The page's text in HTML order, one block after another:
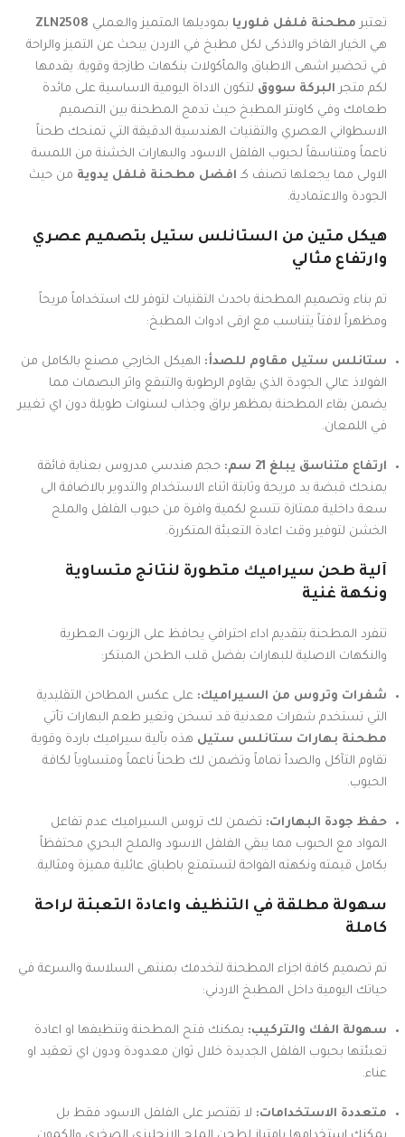
تعتبر مطحنة فلفل فلوريا بموديلها المتميز والعملي ZLN2508
هي الخيار الفاخر والاذكى لكل مطبخ في الاردن يبحث عن التميز والراحة
في تحضير اشهى الاطباق والمأكولات بنكهات طازجة وقوية. يقدمها
لكم متجر البركة سووق لتكون الاداة اليومية الاساسية على مائدة
طعامك وفي كاونتر المطبخ حيث تدمج المطحنة بين التصميم
الاسطواني العصري والتقنيات الهندسية الدقيقة التي تمنحك طحناً
ناعماً ومتناسقاً لحبوب الفلفل الاسود والبهارات الخشنة من اللمسة
الاولى مما يجعلها تصنف كـ افضل مطحنة فلفل يدوية من حيث
الجودة والاعتمادية.
هيكل متين من الستانلس ستيل بتصميم عصري
وارتفاع مثالي
تم بناء وتصميم المطحنة باحدث التقنيات لتوفر لك استخداماً مريحاً
ومظهراً لافتاً يتناسب مع ارقى ادوات المطبخ:
ستانلس ستيل مقاوم للصدأ: الهيكل الخارجي مصنع بالكامل من
الفولاذ عالي الجودة الذي يقاوم الرطوبة والتبقع واثر البصمات مما
يضمن بقاء المطحنة بمظهر براق وجذاب لسنوات طويلة دون اي تغيير
في اللمعان.
ارتفاع متناسق يبلغ 21 سم:
حجم هندسي مدروس بعناية فائقة
يمنحك قبضة يد مريحة وثابتة اثناء الاستخدام والتدوير بالاضافة الى
سعة داخلية ممتازة تتسع لكمية وافرة من حبوب الفلفل والملح
الخشن لتوفير وقت اعادة التعبئة المتكررة.
آلية طحن سيراميك متطورة لنتائج متساوية
ونكهة غنية
تنفرد المطحنة بتقديم اداء احترافي يحافظ على الزيوت العطرية
والنكهات الاصلية للبهارات بفضل قلب الطحن المبتكر:
شفرات وتروس من السيراميك: على عكس المطاحن التقليدية
التي تستخدم شفرات معدنية قد تسخن وتغير طعم البهارات تأتي
مطحنة بهارات ستانلس ستيل هذه بآلية سيراميك باردة وقوية
تقاوم التآكل والصدأ تماماً وتضمن لك طحناً ناعماً ومتساوياً لكافة
الحبوب.
حفظ جودة البهارات: تضمن لك تروس السيراميك عدم تفاعل
المواد مع الحبوب مما يبقي الفلفل الاسود والملح البحري محتفظاً
بكامل قيمته ونكهته الفواحة لتستمتع باطباق عائلية مميزة ومثالية.
سهولة مطلقة في التنظيف واعادة التعبئة لراحة
كاملة
تم تصميم كافة اجزاء المطحنة لتخدمك بمنتهى السلاسة والسرعة في
حياتك اليومية داخل المطبخ الاردني:
سهولة الفك والتركيب: يمكنك فتح المطحنة وتنظيفها او اعادة
تعبئتها بحبوب الفلفل الجديدة خلال ثوان معدودة ودون اي تعقيد او
عناء.
متعددة الاستخدامات: لا تقتصر على الفلفل الاسود فقط بل